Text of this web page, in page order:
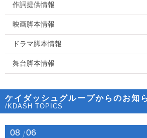
作詞提供情報
映画脚本情報
ドラマ脚本情報
舞台脚本情報
ケイダッシュグループからのお知
/KDASH TOPICS
08 06